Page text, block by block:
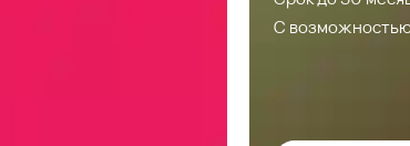
С возможностью